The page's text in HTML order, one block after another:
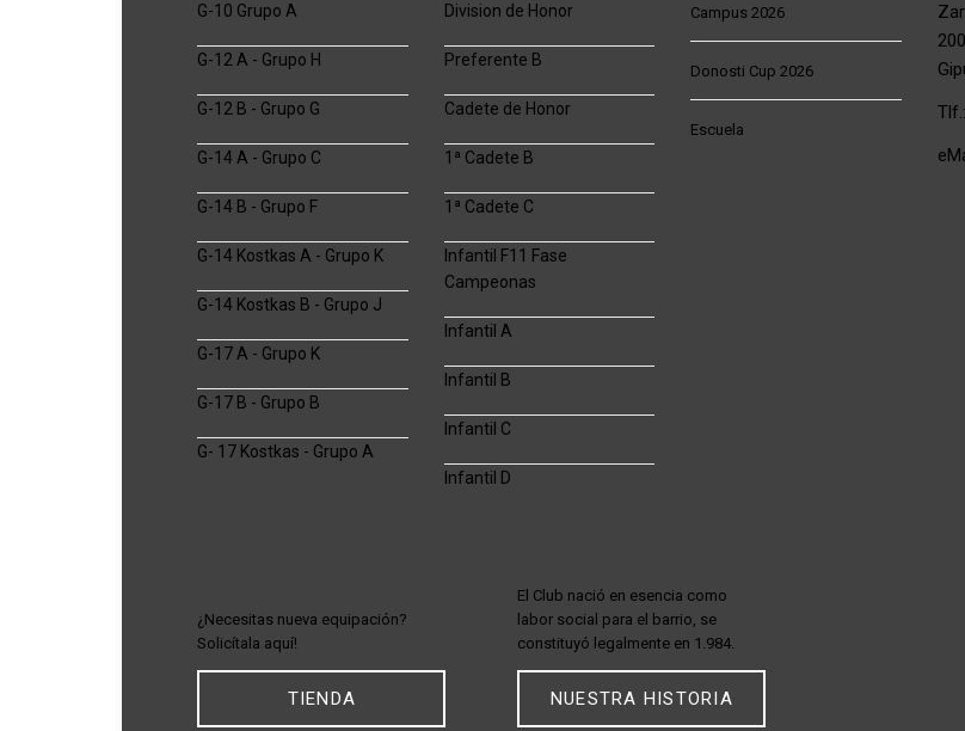
G-10 Grupo A
G-12 A - Grupo H
G-12 B - Grupo G
G-14 A - Grupo C
G-14 B - Grupo F
G-14 Kostkas A - Grupo K
G-14 Kostkas B - Grupo J
G-17 A - Grupo K
G-17 B - Grupo B
G- 17 Kostkas - Grupo A
Division de Honor
Preferente B
Cadete de Honor
1ª Cadete B
1ª Cadete C
Infantil F11 Fase
Campeonas
Infantil A
Infantil B
Infantil C
Infantil D
Campus 2026
Donosti Cup 2026
Escuela
¿Necesitas nueva equipación?
Solicítala aquí!
TIENDA
El Club nació en esencia como
labor social para el barrio, se
constituyó legalmente en 1.984.
NUESTRA HISTORIA